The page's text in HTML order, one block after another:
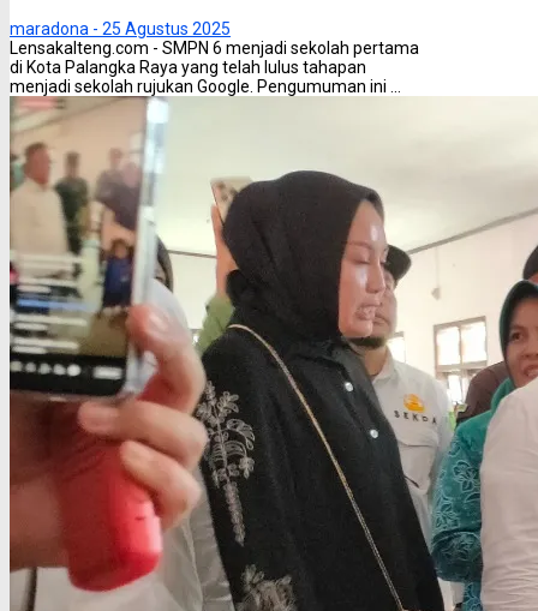
maradona - 25 Agustus 2025
Lensakalteng.com - SMPN 6 menjadi sekolah pertama
di Kota Palangka Raya yang telah lulus tahapan
menjadi sekolah rujukan Google. Pengumuman ini ...